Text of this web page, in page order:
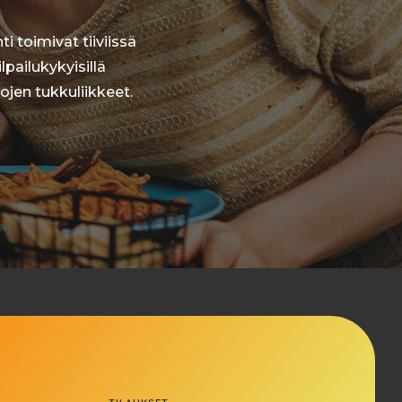
toimivat tiiviissä
tukkuliikkeet.